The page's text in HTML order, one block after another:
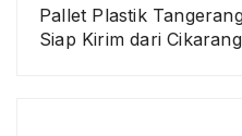
Pallet Plastik
Siap Kirim dari Cikarang